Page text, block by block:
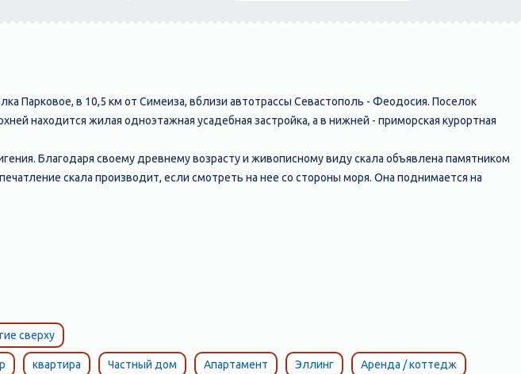
Парковое, в 10,5 км от Симеиза, вблизи автотрассы Севастополь - Феодосия. Поселок
находится жилая одноэтажная усадебная застройка, а в нижней - приморская курортная
Благодаря своему древнему возрасту и живописному виду скала объявлена памятником
скала производит, если смотреть на нее со стороны моря. Она поднимается на
и кератоспилитовых порфиритов, переслаивающихся туфов, с включениями из обломков
перевалу. На 35 километре старой трассы Ялта – Севастополь столбом с табличкой отмечено
использовался для перехода из Среднего Крыма к Южному берегу. Протяженность
сверху
квартира Частный дом Апартамент Эллинг Аренда / коттедж